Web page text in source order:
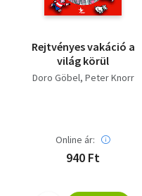
Rejtvényes vakáció a
világ körül
Doro Göbel Peter Knorr
Online ár:
940 Ft